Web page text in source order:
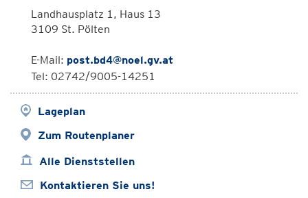
Landhausplatz 1, Haus 13
3109 St. Pölten
E-Mail: post.bd4@noel.gv.at
Tel: 02742/9005-14251
Lageplan
Zum Routenplaner
Alle Dienststellen
Kontaktieren Sie uns!